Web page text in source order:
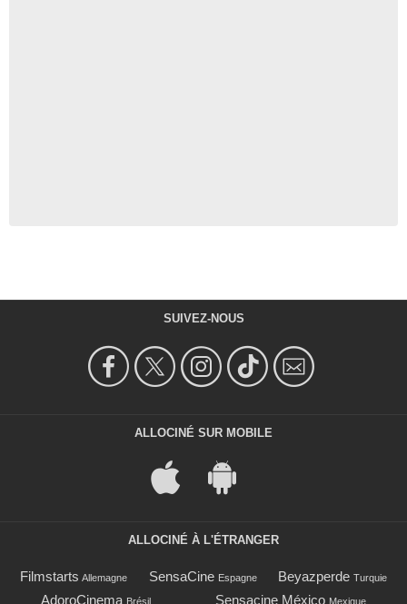
SUIVEZ-NOUS
ALLOCINÉ SUR MOBILE
ALLOCINÉ À L'ÉTRANGER
Filmstarts Allemagne SensaCine Espagne Beyazperde Turquie
AdoroCinema Brésil Sensacine México Mexique